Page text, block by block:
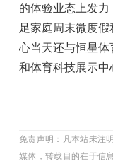
的体验业态上发
足家庭周末微度假
心当天还与恒星
和体育科技展示中
免责声明：凡本站未注
媒体，转载目的在于信